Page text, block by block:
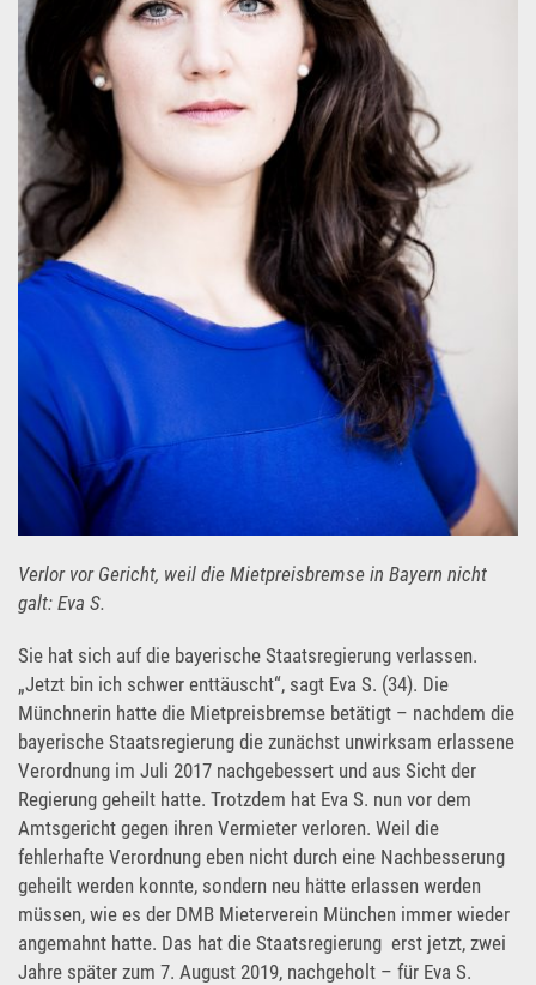
Verlor vor Gericht, weil die Mietpreisbremse in Bayern nicht
galt: Eva S.
Sie hat sich auf die bayerische Staatsregierung verlassen.
„Jetzt bin ich schwer enttäuscht“, sagt Eva S. (34). Die
Münchnerin hatte die Mietpreisbremse betätigt – nachdem die
bayerische Staatsregierung die zunächst unwirksam erlassene
Verordnung im Juli 2017 nachgebessert und aus Sicht der
Regierung geheilt hatte. Trotzdem hat Eva S. nun vor dem
Amtsgericht gegen ihren Vermieter verloren. Weil die
fehlerhafte Verordnung eben nicht durch eine Nachbesserung
geheilt werden konnte, sondern neu hätte erlassen werden
müssen, wie es der DMB Mieterverein München immer wieder
angemahnt hatte. Das hat die Staatsregierung erst jetzt, zwei
Jahre später zum 7. August 2019, nachgeholt – für Eva S.